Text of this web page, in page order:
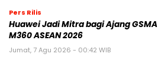
Pers Rilis
Huawei Jadi Mitra bagi Ajang GSMA
M360 ASEAN 2026
Jumat, 7 Agu 2026 - 00:42 WIB